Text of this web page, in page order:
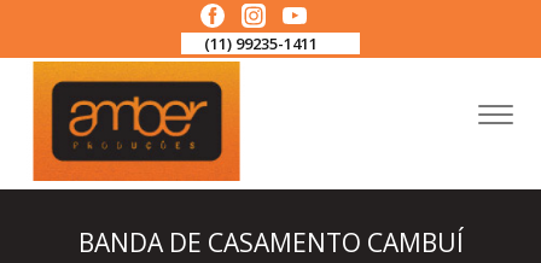
(11) 99235-1411
BANDA DE CASAMENTO CAMBUÍ